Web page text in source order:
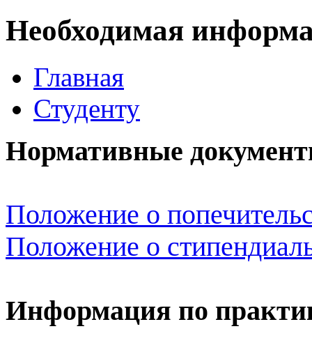
Необходимая
Главная
Студенту
Нормативные
Положение о
Положение о
Информация по